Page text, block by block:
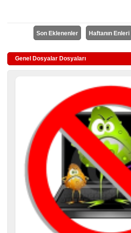
Son Eklenenler Haftanın Enleri
Genel Dosyalar Dosyaları